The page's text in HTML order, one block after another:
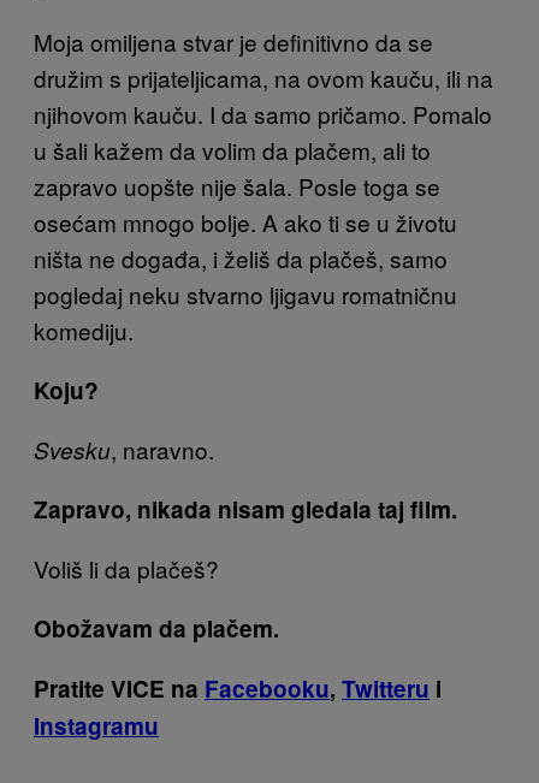
Moja omiljena stvar je definitivno da se
družim s prijateljicama, na ovom kauču, ili na
njihovom kauču. I da samo pričamo. Pomalo
u šali kažem da volim da plačem, ali to
zapravo uopšte nije šala. Posle toga se
osećam mnogo bolje. A ako ti se u životu
ništa ne događa, i želiš da plačeš, samo
pogledaj neku stvarno ljigavu romatničnu
komediju.
Koju?
Svesku, naravno.
Zapravo, nikada nisam gledala taj film.
Voliš li da plačeš?
Obožavam da plačem.
Pratite VICE na Facebooku, Twitteru i
Instagramu